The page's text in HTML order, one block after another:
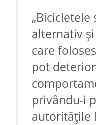
alternativ
care
pot
privându-i
autoritățile